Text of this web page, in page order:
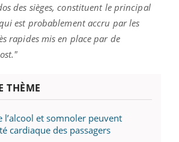
des sièges, constituent le principal
est probablement accru par les
rapides mis en place par de
THÈME
l’alcool et somnoler peuvent
cardiaque des passagers